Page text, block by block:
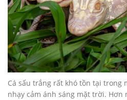
Cá sấu trắng rất khó tồn tại trong
nhạy cảm ánh sáng mặt trời. Hơn